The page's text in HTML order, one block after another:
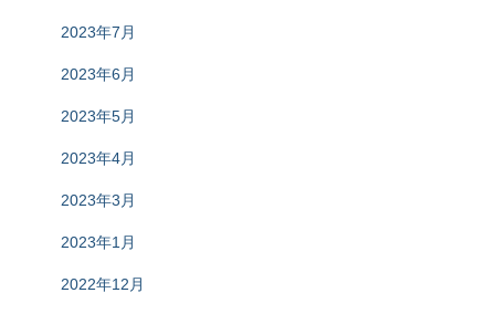
2023年7月
2023年6月
2023年5月
2023年4月
2023年3月
2023年1月
2022年12月